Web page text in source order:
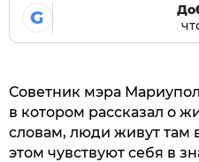
G
Советник мэра
в котором рассказал о
словам, люди живут там
этом чувствуют себя в